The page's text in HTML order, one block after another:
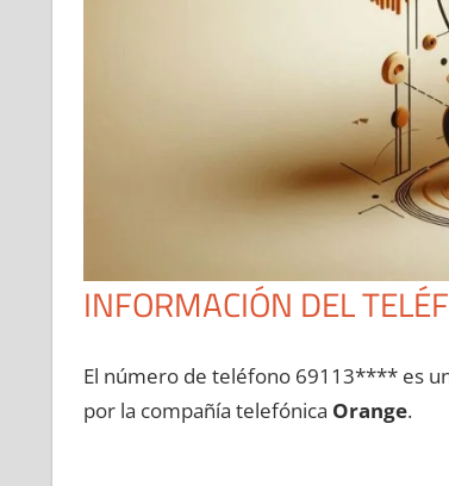
INFORMACIÓN DEL
El número dе teléfono 69113**** es
pοr la compañía telefónica Orange.